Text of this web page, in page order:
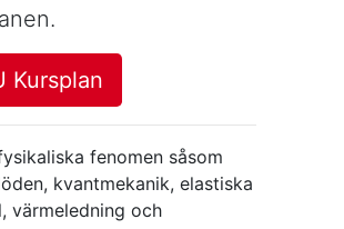
Kursplan
fenomen såsom
kvantmekanik, elastiska
värmeledning och